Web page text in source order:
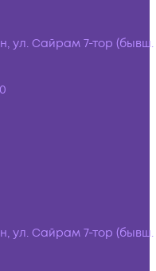
ул. Сайрам 7-тор (бывш.
ул. Сайрам 7-тор (бывш.